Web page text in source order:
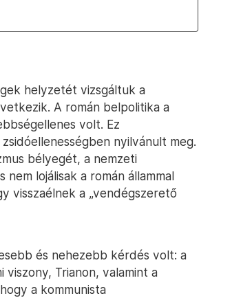
helyzetét vizsgáltuk a
A román belpolitika a
volt. Ez
nyilvánult meg.
bélyegét, a nemzeti
lojálisak a román állammal
visszaélnek a „vendégszerető
és nehezebb kérdés volt: a
viszony, Trianon, valamint a
a kommunista